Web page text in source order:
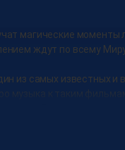
магические
ждут по всему
из самых известных и
музыка к таким
триумфальным